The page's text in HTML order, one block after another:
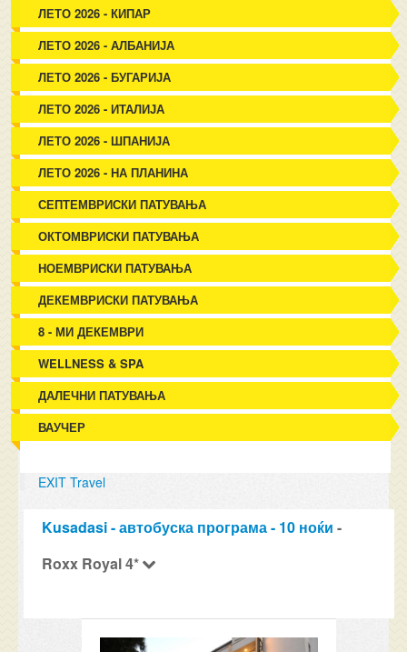
ЛЕТО 2026 - КИПАР
ЛЕТО 2026 - АЛБАНИЈА
ЛЕТО 2026 - БУГАРИЈА
ЛЕТО 2026 - ИТАЛИЈА
ЛЕТО 2026 - ШПАНИЈА
ЛЕТО 2026 - НА ПЛАНИНА
СЕПТЕМВРИСКИ ПАТУВАЊА
ОКТОМВРИСКИ ПАТУВАЊА
НОЕМВРИСКИ ПАТУВАЊА
ДЕКЕМВРИСКИ ПАТУВАЊА
8 - МИ ДЕКЕМВРИ
WELLNESS & SPA
ДАЛЕЧНИ ПАТУВАЊА
ВАУЧЕР
EXIT Travel
Kusadasi - автобуска програма - 10 ноќи -
Roxx Royal 4*